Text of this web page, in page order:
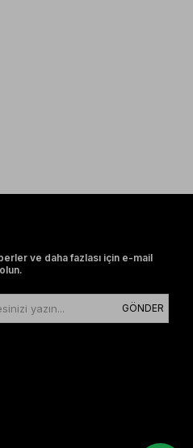
ve daha fazlası için e-mail
GÖNDER